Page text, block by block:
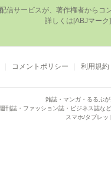
信サービスが、著作権者から
コメントポリシー 利用規約
雑誌・マンガ・るるぶ
週刊誌・ファッション誌・ビジネス誌な
スマホ/タブレッ